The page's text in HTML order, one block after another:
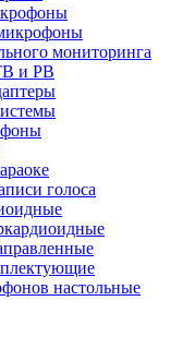
мониторинга
и РВ
голоса
настольные